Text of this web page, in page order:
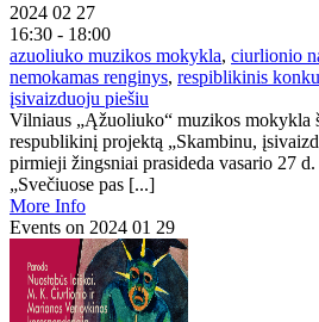
2024 02 27
16:30 - 18:00
azuoliuko muzikos mokykla, ciurlionio
nemokamas renginys, respiblikinis
įsivaizduoju piešiu
Vilniaus „Ąžuoliuko“ muzikos mokykla
respublikinį projektą „Skambinu,
pirmieji žingsniai prasideda vasario 27
„Svečiuose pas [...]
More Info
Events on 2024 01 29